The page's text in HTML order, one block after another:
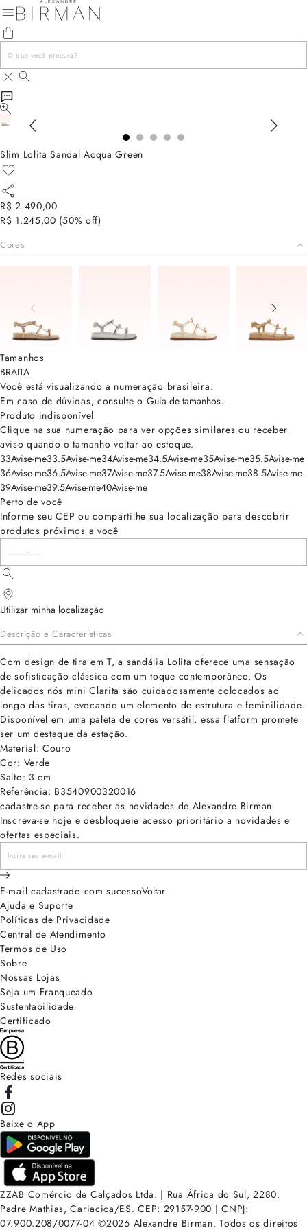
Slim Lolita Sandal Acqua Green
R$ 2.490,00
R$ 1.245,00 (50% off)
Cores
Tamanhos
BRAITA
Você está visualizando a numeração brasileira.
Em caso de dúvidas, consulte o Guia de tamanhos.
Produto indisponível
Clique na sua numeração para ver opções similares ou receber
aviso quando o tamanho voltar ao estoque.
33Avise-me33.5Avise-me34Avise-me34.5Avise-me35Avise-me35.5Avise-me
36Avise-me36.5Avise-me37Avise-me37.5Avise-me38Avise-me38.5Avise-me
39Avise-me39.5Avise-me40Avise-me
Perto de você
Informe seu CEP ou compartilhe sua localização para descobrir
produtos próximos a você
Utilizar minha localização
Descrição e Características
Com design de tira em T, a sandália Lolita oferece uma sensação
de sofisticação clássica com um toque contemporâneo. Os
delicados nós mini Clarita são cuidadosamente colocados ao
longo das tiras, evocando um elemento de estrutura e feminilidade.
Disponível em uma paleta de cores versátil, essa flatform promete
ser um destaque da estação.
Material: Couro
Cor: Verde
Salto: 3 cm
Referência: B3540900320016
cadastre-se para receber as novidades de Alexandre Birman
Inscreva-se hoje e desbloqueie acesso prioritário a novidades e
ofertas especiais.
E-mail cadastrado com sucessoVoltar
Ajuda e Suporte
Políticas de Privacidade
Central de Atendimento
Termos de Uso
Sobre
Nossas Lojas
Seja um Franqueado
Sustentabilidade
Certificado
Redes sociais
Baixe o App
ZZAB Comércio de Calçados Ltda. | Rua África do Sul, 2280.
Padre Mathias, Cariacica/ES. CEP: 29157-900 | CNPJ:
07.900.208/0077-04 ©2026 Alexandre Birman. Todos os direitos